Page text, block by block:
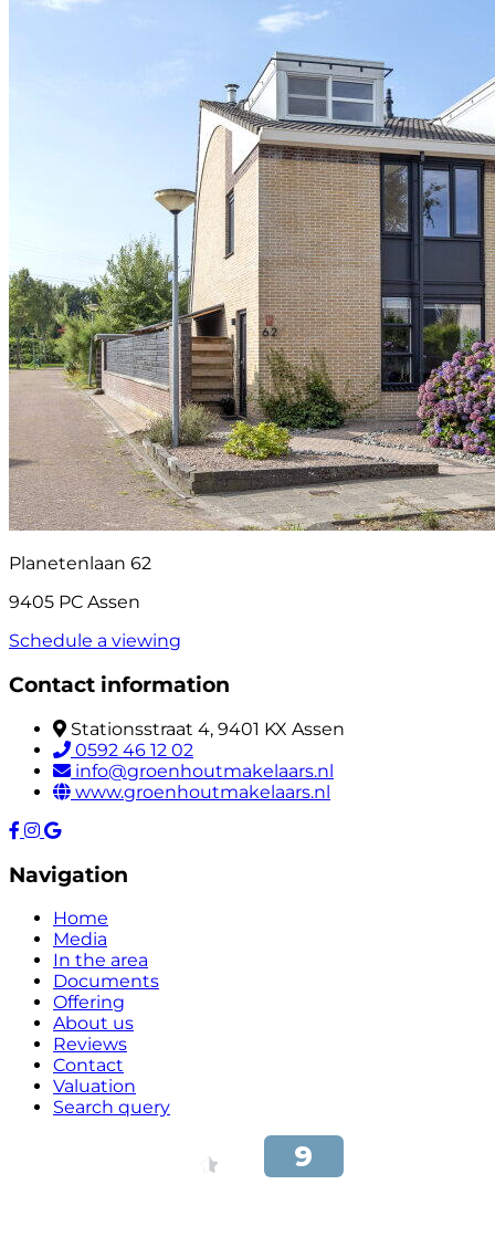
Planetenlaan 62
9405 PC Assen
Schedule a viewing
Contact information
Stationsstraat 4, 9401 KX Assen
0592 46 12 02
info@groenhoutmakelaars.nl
www.groenhoutmakelaars.nl
Navigation
Home
Media
In the area
Documents
Offering
About us
Reviews
Contact
Valuation
Search query